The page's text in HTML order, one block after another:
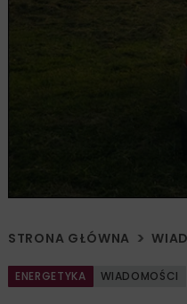
STRONA GŁÓWNA
ENERGETYKA WIADOMOŚCI